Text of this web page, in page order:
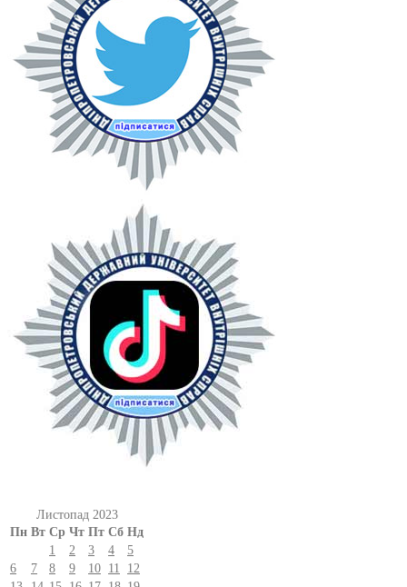
Листопад 2023
Пн Вт Ср Чт Пт Сб Нд
1
2 3 4
5
6
7 8 9 10 11
12